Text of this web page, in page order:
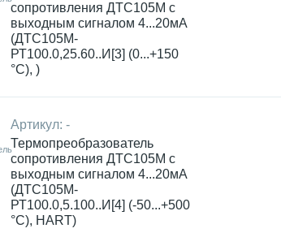
сопротивления ДТC105М с
выходным сигналом 4...20мА
(ДТС105М-
РТ100.0,25.60..И[3] (0...+150
°С), )
Артикул: -
Термопреобразователь
сопротивления ДТC105М с
выходным сигналом 4...20мА
(ДТС105М-
РТ100.0,5.100..И[4] (-50...+500
°С), HART)